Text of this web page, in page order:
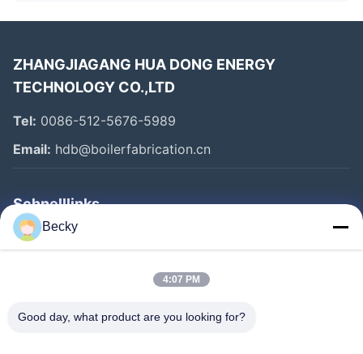
ZHANGJIAGANG HUA DONG ENERGY
TECHNOLOGY CO.,LTD
Tel: 0086-512-5676-5989
Email: hdb@boilerfabrication.cn
Schnelllinks
Haus
Fabrik-Ausflug
Becky
4:07 PM
Good day, what product are you looking for?